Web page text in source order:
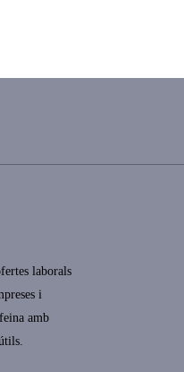
laborals
i
amb